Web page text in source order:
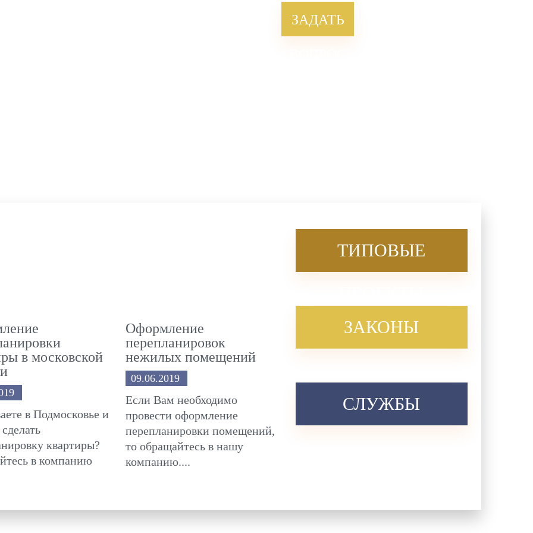
ЗАДАТЬ
в московской
в Подмосковье и
квартиры?
в компанию
Оформление
перепланировок
нежилых помещений
09.06.2019
Если Вам необходимо
провести оформление
перепланировки помещений,
то обращайтесь в нашу
компанию....
ТИПОВЫЕ
ЗАКОНЫ
СЛУЖБЫ